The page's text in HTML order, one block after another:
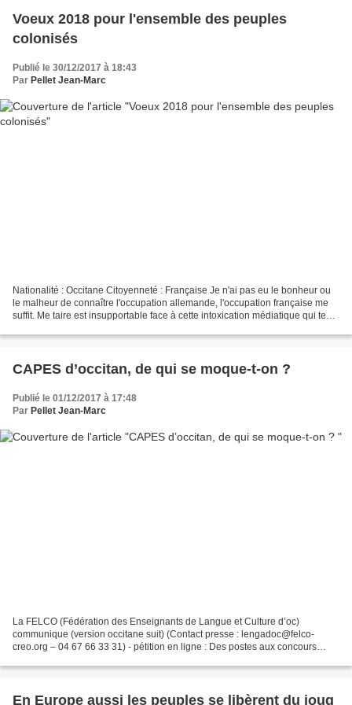
Voeux 2018 pour l'ensemble des peuples
colonisés
Publié le 30/12/2017 à 18:43
Par Pellet Jean-Marc
Nationalité : Occitane Citoyenneté : Française Je n'ai pas eu le bonheur ou
le malheur de connaître l'occupation allemande, l'occupation française me
suffit. Me taire est insupportable face à cette intoxication médiatique qui tente
CAPES d’occitan, de qui se moque-t-on ?
Publié le 01/12/2017 à 17:48
Par Pellet Jean-Marc
La FELCO (Fédération des Enseignants de Langue et Culture d’oc)
communique (version occitane suit) (Contact presse : lengadoc@felco-
creo.org – 04 67 66 33 31) - pétition en ligne : Des postes aux concours
En Europe aussi les peuples se libèrent du joug